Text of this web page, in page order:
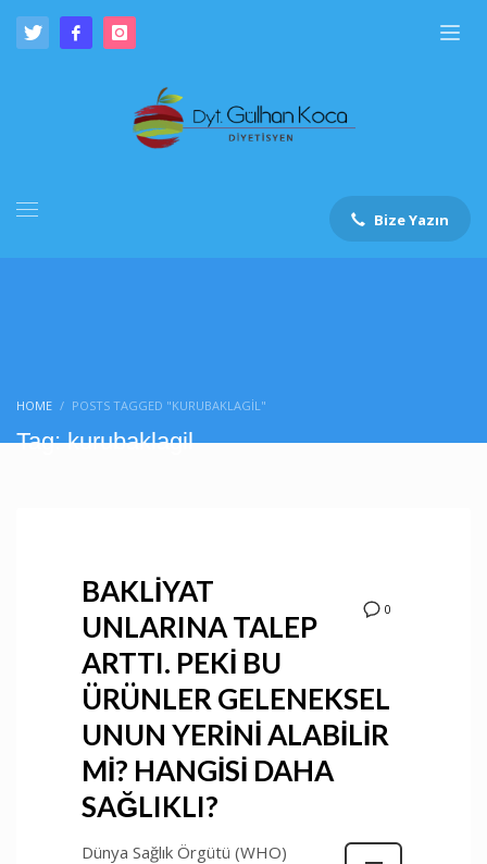
Bize Yazın
HOME POSTS TAGGED "KURUBAKLAGIL"
Tag: kurubaklagil
0
BAKLİYAT
UNLARINA TALEP
ARTTI. PEKİ BU
ÜRÜNLER GELENEKSEL
UNUN YERİNİ ALABİLİR
Mİ? HANGİSİ DAHA
SAĞLIKLI?
Dünya Sağlık Örgütü (WHO)